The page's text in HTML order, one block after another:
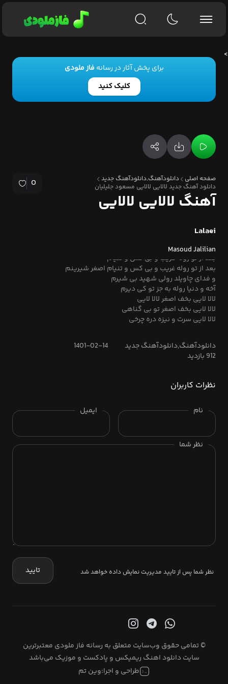
برای پخش آثار در رسانهفاز ملودی
کلیک کنید
صفحه اصلی
دانلودآهنگ,دانلودآهنگ جدید
دانلود آهنگ جدید لالایی لالایی مسعود جلیلیان
0
آهنگ لالایی لالایی
Lalaei
Masoud Jalilian
هلس اصغرم هلس ای برای شیرینم
هلس اصغرم هلس ای برای رنگینم
هلس اصغرم هلس مرگت نبینم
لالا لایی بخف اصغر تو بی گناهی
مادر و نذرت مه شرمنده‌ی تنو بابا
بعد از تو روله غریب و بی کس و تنیام
بعد از تو روله غریب و بی کس و تنیام اصغر شیرینم
و فدای چاویلد رولی شهید بی شیرم
آخه و دنیا روله به جز تو کی دیرم
لالا لایی بخف اصغر لالا لایی
لالا لایی بخف اصغر تو بی گناهی
لالا لایی سرت و نیزه دره چرخی
دانلودآهنگ,دانلودآهنگ جدید
1401-02-14
912 بازدید
نظرات کاربران
نام ایمیل
نظر شما
نظر شما پس از تایید مدیریت نمایش داده خواهد شد تایید
© تمامی حقوق وب‌سایت متعلق به رسانه فاز ملودی معتبرترین
سایت دانلود اهنگ ریمیکس و پادکست و موزیک می‌باشد
طراحی و اجرا:وین تم
>